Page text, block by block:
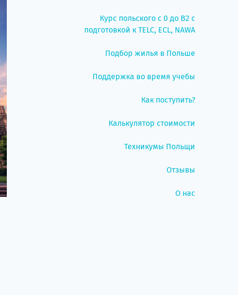
Курс польского с 0 до B2 с
подготовкой к TELC, ECL, NAWA
Подбор жилья в Польше
Поддержка во время учебы
Как поступить?
Калькулятор стоимости
Техникумы Польщи
Отзывы
О нас